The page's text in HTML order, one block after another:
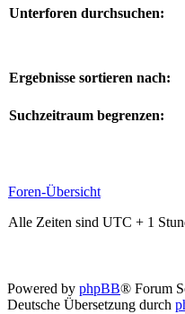
Unterforen durchsuchen:
Ergebnisse sortieren nach:
Suchzeitraum begrenzen:
Foren-Übersicht
Alle Zeiten sind UTC + 1
Powered by phpBB® Forum
Deutsche Übersetzung durch